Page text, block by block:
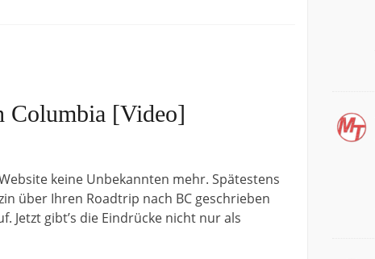
Columbia [Video]
keine Unbekannten mehr. Spätestens
über Ihren Roadtrip nach BC geschrieben
Jetzt gibt’s die Eindrücke nicht nur als